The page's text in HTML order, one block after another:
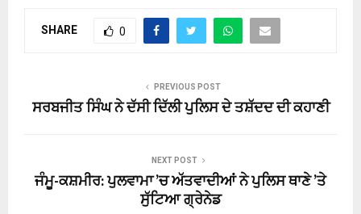
SHARE 0
PREVIOUS POST
ਸਰਬਜੀਤ ਸਿੰਘ ਨੇ ਦੱਸੀ ਦਿੱਲੀ ਪੁਲਿਸ ਦੇ ਤਸ਼ੱਦਦ ਦੀ ਕਹਾਣੀ
NEXT POST
ਜੰਮੂ-ਕਸ਼ਮੀਰ: ਪੁਲਵਾਮਾ ’ਚ ਅੱਤਵਾਦੀਆਂ ਨੇ ਪੁਲਿਸ ਥਾਣੇ ’ਤੇ
ਸੁੱਟਿਆ ਗ੍ਰੇਨੇਡ